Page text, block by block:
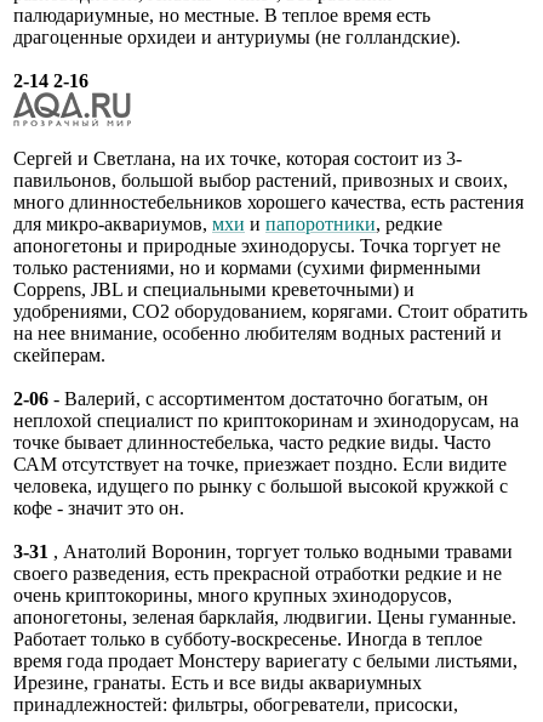
палюдариумные, но местные. В теплое время есть
драгоценные орхидеи и антуриумы (не голландские).
2-14 2-16
Сергей и Светлана, на их точке, которая состоит из 3-
павильонов, большой выбор растений, привозных и своих,
много длинностебельников хорошего качества, есть растения
для микро-аквариумов, мхи и папоротники, редкие
апоногетоны и природные эхинодорусы. Точка торгует не
только растениями, но и кормами (сухими фирменными
Coppens, JBL и специальными креветочными) и
удобрениями, СО2 оборудованием, корягами. Стоит обратить
на нее внимание, особенно любителям водных растений и
скейперам.
2-06 - Валерий, с ассортиментом достаточно богатым, он
неплохой специалист по криптокоринам и эхинодорусам, на
точке бывает длинностебелька, часто редкие виды. Часто
САМ отсутствует на точке, приезжает поздно. Если видите
человека, идущего по рынку с большой высокой кружкой с
кофе - значит это он.
3-31 , Анатолий Воронин, торгует только водными травами
своего разведения, есть прекрасной отработки редкие и не
очень криптокорины, много крупных эхинодорусов,
апоногетоны, зеленая барклайя, людвигии. Цены гуманные.
Работает только в субботу-воскресенье. Иногда в теплое
время года продает Монстеру вариегату с белыми листьями,
Ирезине, гранаты. Есть и все виды аквариумных
принадлежностей: фильтры, обогреватели, присоски,